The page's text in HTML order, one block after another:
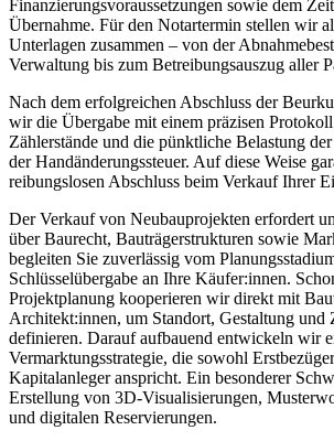
Finanzierungsvoraussetzungen sowie dem
Übernahme. Für den Notartermin stellen wir
Unterlagen zusammen – von der
Verwaltung bis zum Betreibungsauszug aller
Nach dem erfolgreichen Abschluss der
wir die Übergabe mit einem präzisen
Zählerstände und die pünktliche Belastung
der Handänderungssteuer. Auf diese Weise
reibungslosen Abschluss beim Verkauf Ihrer
Der Verkauf von Neubauprojekten erfordert
über Baurecht, Bauträgerstrukturen sowie
begleiten Sie zuverlässig vom
Schlüsselübergabe an Ihre Käufer:innen.
Projektplanung kooperieren wir direkt mit
Architekt:innen, um Standort, Gestaltung und
definieren. Darauf aufbauend entwickeln wir
Vermarktungsstrategie, die sowohl
Kapitalanleger anspricht. Ein besonderer
Erstellung von 3D-Visualisierungen,
und digitalen Reservierungen.